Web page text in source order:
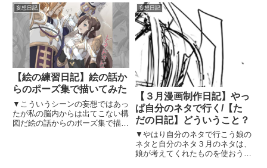
り前のことなのに、知見を得れば
描けると思っていた節がありまし
た知見は大事です。知ってるのと
知らないのとでは作業に差が出
る...
リプトラクトというソシャゲ内、
赤き壁の追憶という列伝の中に登
場する人物ハウザーという人に惚
れ、あとその周りの人間たちもこ
よ...
妄想日記
【絵の練習日記】絵の話か
らのポーズ集で描いてみた
▼こういうシーンの妄想ではあっ
たが私の脳内からは出てこない構
図だ絵の話からのポーズ集で描い
妄想日記
【３月漫画制作日記】やっ
ぱ自分のネタで行く/【た
だの日記】どういうこと？
▼やはり自分のネタで行こう娘の
ネタと自分のネタ３月のネタは、
娘が考えてくれたものを使おうと